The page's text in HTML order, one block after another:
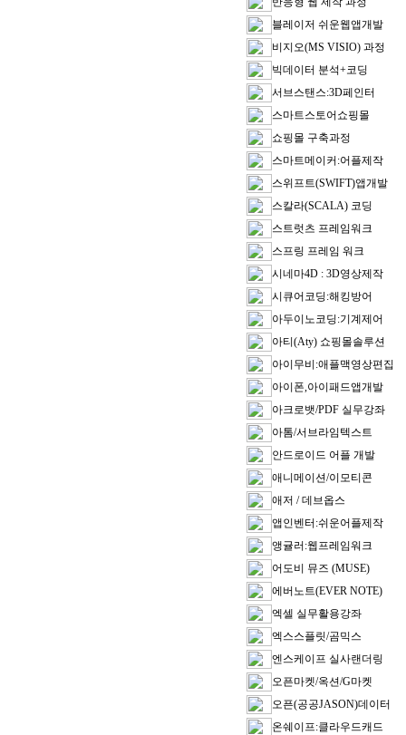
블레이저 쉬운웹앱개발
비지오(MS VISIO) 과정
빅데이터 분석+코딩
서브스탠스:3D페인터
스마트스토어쇼핑몰
쇼핑몰 구축과정
스마트메이커:어플제작
스위프트(SWIFT)앱개발
스칼라(SCALA) 코딩
스트럿츠 프레임워크
스프링 프레임 워크
시네마4D : 3D영상제작
시큐어코딩:해킹방어
아두이노코딩:기계제어
아티(Aty) 쇼핑몰솔루션
아이무비:애플맥영상편집
아이폰,아이패드앱개발
아크로뱃/PDF 실무강좌
아톰/서브라임텍스트
안드로이드 어플 개발
애니메이션/이모티콘
애저 / 데브옵스
앱인벤터:쉬운어플제작
앵귤러:웹프레임워크
어도비 뮤즈 (MUSE)
에버노트(EVER NOTE)
엑셀 실무활용강좌
엑스스플릿/곰믹스
엔스케이프 실사랜더링
오픈마켓/옥션/G마켓
오픈(공공JASON)데이터
온쉐이프:클라우드캐드